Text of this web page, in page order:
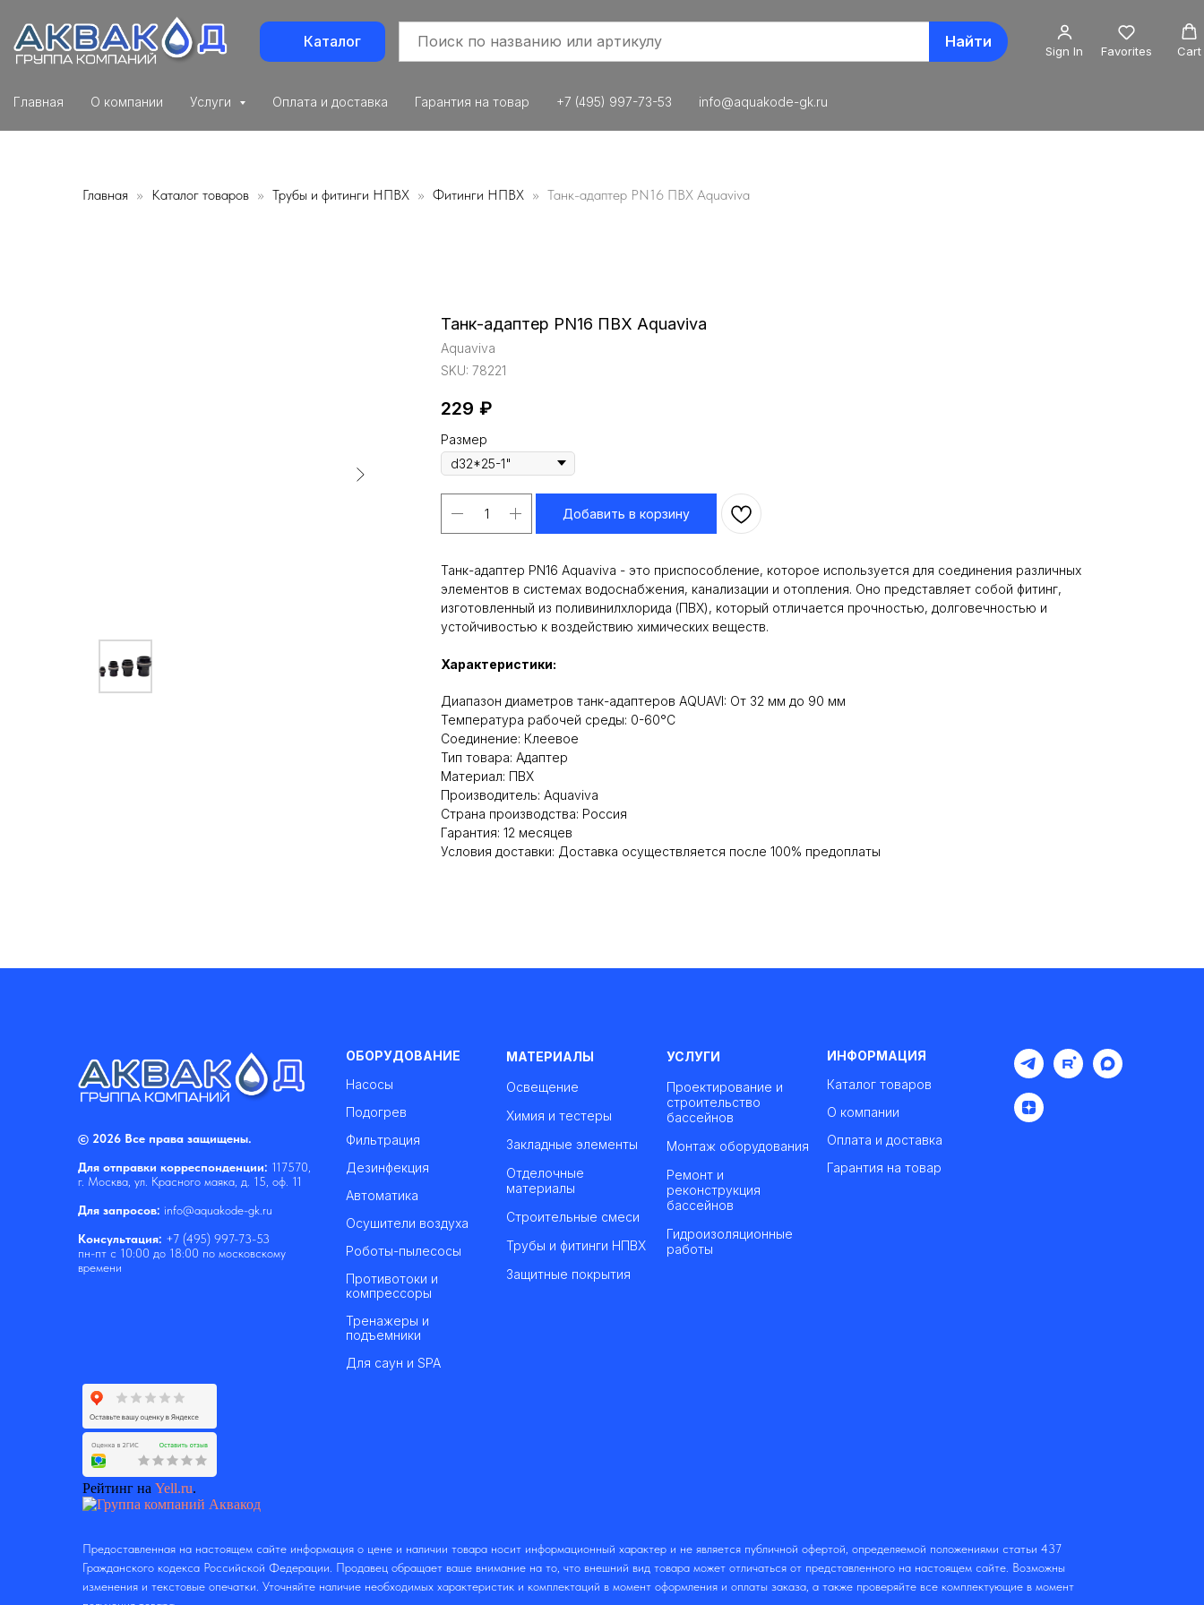
Каталог Найти
Sign In Favorites Cart
Главная О компании Услуги Оплата и доставка Гарантия на товар +7 (495) 997-73-53 info@aquakode-gk.ru
Главная Каталог товаров Трубы и фитинги НПВХ Фитинги НПВХ Танк-адаптер PN16 ПВХ Aquaviva
Танк-адаптер PN16 ПВХ Aquaviva
Aquaviva
SKU: 78221
229 ₽
Размер
Добавить в корзину
Танк-адаптер PN16 Aquaviva - это приспособление, которое используется для соединения различных
элементов в системах водоснабжения, канализации и отопления. Оно представляет собой фитинг,
изготовленный из поливинилхлорида (ПВХ), который отличается прочностью, долговечностью и
устойчивостью к воздействию химических веществ.
Характеристики:
Диапазон диаметров танк-адаптеров AQUAVI: От 32 мм до 90 мм
Температура рабочей среды: 0-60°C
Соединение: Клеевое
Тип товара: Адаптер
Материал: ПВХ
Производитель: Aquaviva
Cтрана производства: Россия
Гарантия: 12 месяцев
Условия доставки: Доставка осуществляется после 100% предоплаты
© 2026 Все права защищены.
Для отправки корреспонденции: 117570,
г. Москва, ул. Красного маяка, д. 15, оф. 11
Для запросов: info@aquakode-gk.ru
Консультация: +7 (495) 997-73-53
пн-пт с 10:00 до 18:00 по московскому
времени
ОБОРУДОВАНИЕ
Насосы
Подогрев
Фильтрация
Дезинфекция
Автоматика
Осушители воздуха
Роботы-пылесосы
Противотоки и
компрессоры
Тренажеры и
подъемники
Для саун и SPA
МАТЕРИАЛЫ
Освещение
Химия и тестеры
Закладные элементы
Отделочные
материалы
Строительные смеси
Трубы и фитинги НПВХ
Защитные покрытия
УСЛУГИ
Проектирование и
строительство
бассейнов
Монтаж оборудования
Ремонт и
реконструкция
бассейнов
Гидроизоляционные
работы
ИНФОРМАЦИЯ
Каталог товаров
О компании
Оплата и доставка
Гарантия на товар
Рейтинг на Yell.ru.
Предоставленная на настоящем сайте информация о цене и наличии товара носит информационный характер и не является публичной офертой, определяемой положениями статьи 437
Гражданского кодекса Российской Федерации. Продавец обращает ваше внимание на то, что внешний вид товара может отличаться от представленного на настоящем сайте. Возможны
изменения и текстовые опечатки. Уточняйте наличие необходимых характеристик и комплектаций в момент оформления и оплаты заказа, а также проверяйте все комплектующие в момент